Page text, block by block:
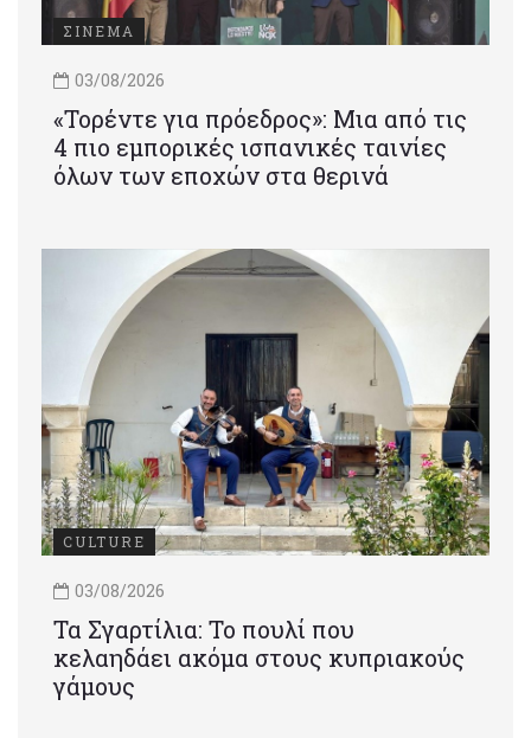
ΣΙΝΕΜΑ
03/08/2026
«Τορέντε για πρόεδρος»: Mια από τις
4 πιο εμπορικές ισπανικές ταινίες
όλων των εποχών στα θερινά
CULTURE
03/08/2026
Τα Σγαρτίλια: Το πουλί που
κελαηδάει ακόμα στους κυπριακούς
γάμους